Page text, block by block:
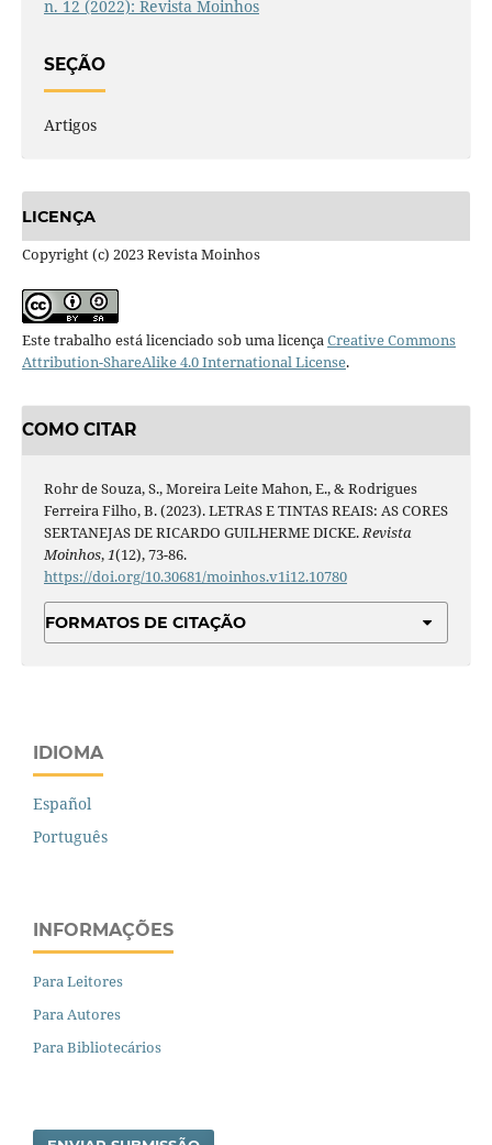
n. 12 (2022): Revista Moinhos
SEÇÃO
Artigos
LICENÇA
Copyright (c) 2023 Revista Moinhos
Este trabalho está licenciado sob uma licençaCreative Commons
Attribution-ShareAlike 4.0 International License.
COMO CITAR
Rohr de Souza, S., Moreira Leite Mahon, E., & Rodrigues
Ferreira Filho, B. (2023). LETRAS E TINTAS REAIS: AS CORES
SERTANEJAS DE RICARDO GUILHERME DICKE.Revista
Moinhos,1(12), 73-86.
https://doi.org/10.30681/moinhos.v1i12.10780
FORMATOS DE CITAÇÃO
IDIOMA
Español
Português
INFORMAÇÕES
Para Leitores
Para Autores
Para Bibliotecários